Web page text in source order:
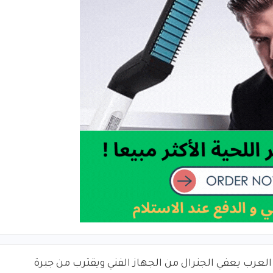
يعفي الجنرال من الجهاز الفني ويقترب من جبرة